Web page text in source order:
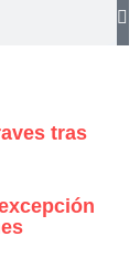
tras